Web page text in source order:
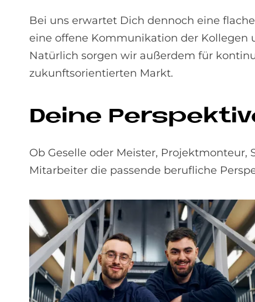
Bei uns erwartet Dich dennoch eine
eine offene Kommunikation der Kollegen
Natürlich sorgen wir außerdem für
zukunftsorientierten Markt.
De­i­ne
Ob Geselle oder Meister,
Mitarbeiter die passende berufliche